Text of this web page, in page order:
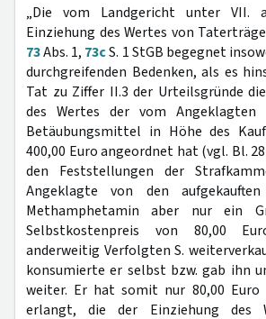
„Die vom Landgericht unter VII.
Einziehung des Wertes von
73Abs. 1, 73cS. 1 StGB begegnet
durchgreifenden Bedenken, als es
Tat zu Ziffer II.3 der Urteilsgründe
des Wertes der vom Angeklagten
Betäubungsmittel in Höhe des
400,00 Euro angeordnet hat (vgl. Bl.
den Feststellungen der
Angeklagte von den
Methamphetamin aber nur ein
Selbstkostenpreis von 80,00
anderweitig Verfolgten S.
konsumierte er selbst bzw. gab ihn
weiter. Er hat somit nur 80,00 Euro
erlangt, die der Einziehung des